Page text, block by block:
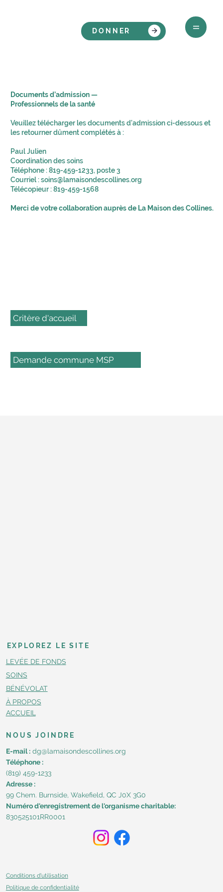
DONNER
Documents d’admission —
Professionnels de la santé
Veuillez télécharger les documents d’admission ci-dessous et
les retourner dûment complétés à :
Paul Julien
Coordination des soins
Téléphone : 819-459-1233, poste 3
Courriel :soins@lamaisondescollines.org
Télécopieur : 819-459-1568
Merci de votre collaboration auprès de La Maison des Collines.
Critère d'accueil
Demande commune MSP
EXPLOREZ LE SITE
LEVÉE DE FONDS
SOINS
BÉNÉVOLAT
À PROPOS
ACCUEIL
NOUS JOINDRE
E-mail : dg@lamaisondescollines.org
Téléphone :
(819) 459-1233
Adresse :
99 Chem. Burnside, Wakefield, QC J0X 3G0​
Numéro d'enregistrement de l'organisme charitable:
830525101RR0001
Conditions d'utilisation
Politique de confidentialité